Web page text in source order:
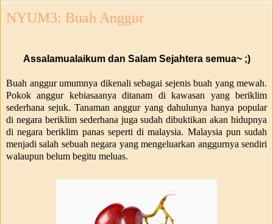
NYUM3: Buah Anggur
Assalamualaikum dan Salam Sejahtera semua~ ;)
Buah anggur umumnya dikenali sebagai sejenis buah yang mewah.
Pokok anggur kebiasaanya ditanam di kawasan yang beriklim
sederhana sejuk. Tanaman anggur yang dahulunya hanya popular
di negara beriklim sederhana juga sudah dibuktikan akan hidupnya
di negara beriklim panas seperti di malaysia. Malaysia pun sudah
menjadi salah sebuah negara yang mengeluarkan anggurnya sendiri
walaupun belum begitu meluas.